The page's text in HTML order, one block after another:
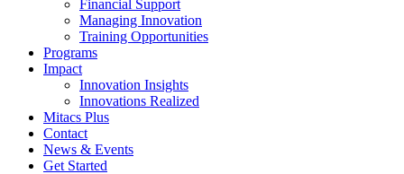
Financial Support
Managing Innovation
Training Opportunities
Programs
Impact
Innovation Insights
Innovations Realized
Mitacs Plus
Contact
News & Events
Get Started